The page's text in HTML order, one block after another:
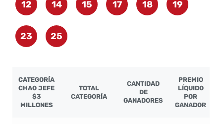
12 14 15 17 18 19
23 25
CATEGORÍA
CHAO JEFE
$3
MILLONES
TOTAL
CATEGORÍA
CANTIDAD
DE
GANADORES
PREMIO
LÍQUIDO
POR
GANADOR